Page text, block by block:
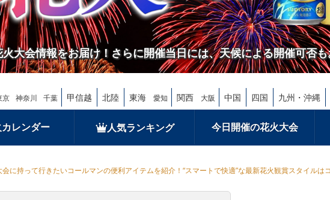
大会情報をお届け！さらに開催当日には、天候による開催可否も
京 神奈川 千葉 甲信越 北陸 東海 愛知 関西 大阪 中国 四国 九州・沖縄
レンダー 人気ランキング 今日開催の花火大会
会に持って行きたいコールマンの便利アイテムを紹介！“スマートで快適”な最新花火観賞スタイルは